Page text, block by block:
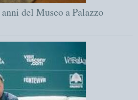
del Museo a Palazzo